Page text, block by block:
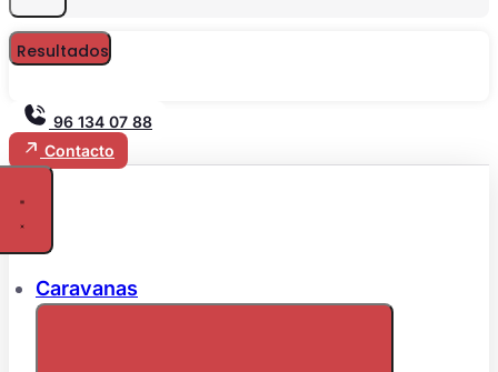
Resultados
96 134 07 88
Contacto
Caravanas